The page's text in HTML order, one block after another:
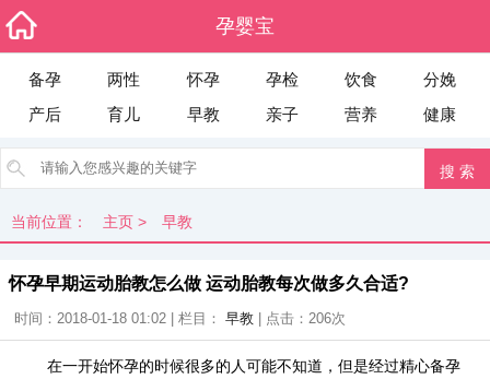
孕婴宝
备孕 两性 怀孕 孕检 饮食
分娩
产后
育儿 早教 亲子 营养 健康
当前位置： 主页 > 早教
怀孕早期运动胎教怎么做 运动胎教每次做多久合适?
时间：2018-01-18 01:02 | 栏目： 早教 | 点击： 206次
在一开始怀孕的时候很多的人可能不知道，但是经过精心备孕